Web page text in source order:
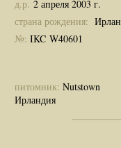
д.р. 2 апреля 2003 г.
страна рождения:
№: IKC W40601
питомник: Nutstown
Ирландия